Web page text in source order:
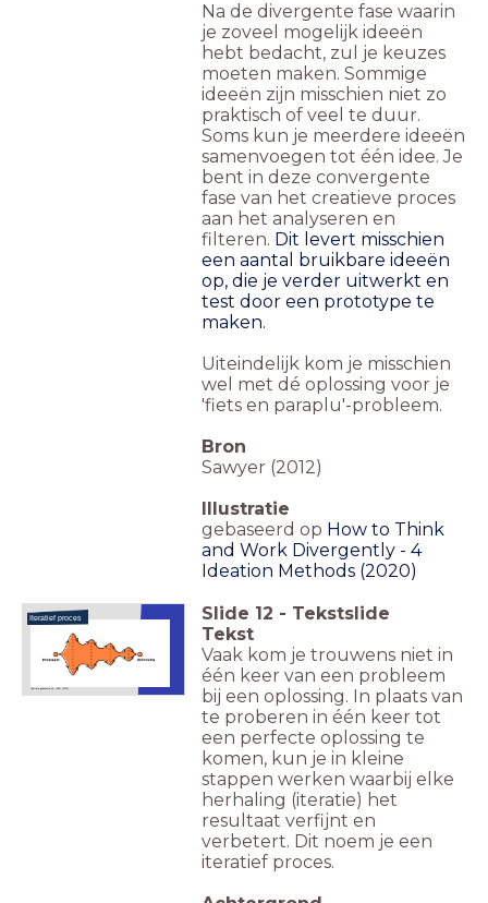
Na de divergente fase waarin
je zoveel mogelijk ideeën
hebt bedacht, zul je keuzes
moeten maken. Sommige
ideeën zijn misschien niet zo
praktisch of veel te duur.
Soms kun je meerdere ideeën
samenvoegen tot één idee. Je
bent in deze convergente
fase van het creatieve proces
aan het analyseren en
filteren. Dit levert misschien
een aantal bruikbare ideeën
op, die je verder uitwerkt en
test door een prototype te
maken.
Uiteindelijk kom je misschien
wel met dé oplossing voor je
'fiets en paraplu'-probleem.
Bron
Sawyer (2012)
Illustratie
gebaseerd op How to Think
and Work Divergently - 4
Ideation Methods (2020)
Illustratie gebaseerd op: IDEO (2012)
Iteratief proces Slide 12 - Tekstslide
Tekst
Vaak kom je trouwens niet in
één keer van een probleem
bij een oplossing. In plaats van
te proberen in één keer tot
een perfecte oplossing te
komen, kun je in kleine
stappen werken waarbij elke
herhaling (iteratie) het
resultaat verfijnt en
verbetert. Dit noem je een
iteratief proces.